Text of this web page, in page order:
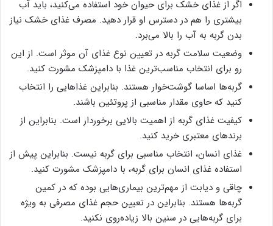
اگر از غذای خشک برای حیوان خود استفاده می‌کنید، باید آب
بیشتری را هم در دسترس او قرار دهید. مصرف غذای خشک نیاز
بدن گربه به آب را بالا می‌برد.
وضعیت سلامت گربه در تعیین نوع غذای آن موثر است. از این
رو برای انتخاب مناسب‌ترین غذا با دامپزشک مشورت کنید.
گربه‌ها اساسا گوشت‌خوار هستند. بنابراین غذاهایی را انتخاب
کنید که حاوی مقدار مناسبی از پروتئین باشند.
کیفیت غذای گربه از اهمیت بالایی برخوردار است. بنابراین از
برندهای معتبری خرید کنید.
غذای انسان، انتخاب مناسبی برای گربه نیست. بنابراین پیش از
استفاده غذای انسان برای گربه، با دامپزشک مشورت کنید.
چاقی و دیابت از مهم‌ترین بیماری‌هایی بوده که در کمین
گربه‌ها هستند. بنابراین در تعیین حجم غذای مصرفی به ویژه
برای گربه‌هایی در سنین بالا زیاده‌روی نکنید.